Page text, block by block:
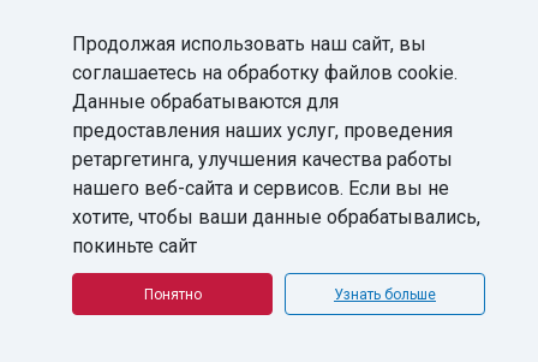
ГК «СофтБаланс» 2008-2026 Все права защищены.
Политика в отношении обработки персональных данных
Согласие на обработку персональных данных
Продолжая использовать наш сайт, вы
соглашаетесь на обработку файлов cookie.
Данные обрабатываются для
предоставления наших услуг, проведения
ретаргетинга, улучшения качества работы
нашего веб-сайта и сервисов. Если вы не
хотите, чтобы ваши данные обрабатывались,
покиньте сайт
Понятно Узнать больше